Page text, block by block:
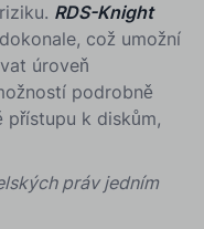
RDS-Knight
což umožní
úroveň
podrobně
k diskům,
práv jedním